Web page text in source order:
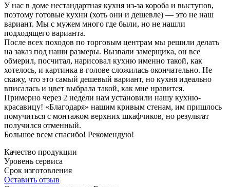
У нас в доме нестандартная кухня из-за короба и выступов,
поэтому готовые кухни (хоть они и дешевле) — это не наш
вариант. Мы с мужем много где были, но не нашли
подходящего варианта.
После всех походов по торговым центрам мы решили делать
на заказ под наши размеры. Вызвали замерщика, он все
обмерил, посчитал, нарисовал кухню именно такой, как
хотелось, и картинка в голове сложилась окончательно. Не
скажу, что это самый дешевый вариант, но кухня идеально
вписалась и цвет выбрала такой, как мне нравится.
Примерно через 2 недели нам установили нашу кухню-
красавицу! «Благодаря» нашим кривым стенам, им пришлось
помучиться с монтажом верхних шкафчиков, но результат
получился отменный.
Большое всем спасибо! Рекомендую!
Качество продукции
Уровень сервиса
Срок изготовления
Оставить отзыв